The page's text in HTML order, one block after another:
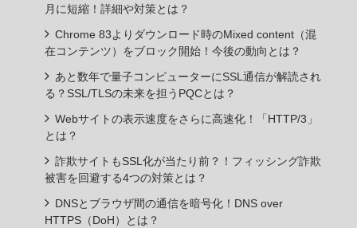
月に短縮！詳細や対策とは？
Chrome 83よりダウンロード時のMixed content（混
在コンテンツ）をブロック開始！今後の動向とは？
あと数年で量子コンピューターにSSL通信が解読され
る？SSL/TLSの未来を担うPQCとは？
Webサイトの表示速度をさらに高速化！「HTTP/3」
とは？
詐欺サイトもSSL化が当たり前？！フィッシング詐欺
被害を回避する4つの対策とは？
DNSとブラウザ間の通信を暗号化！DNS over
HTTPS（DoH）とは？